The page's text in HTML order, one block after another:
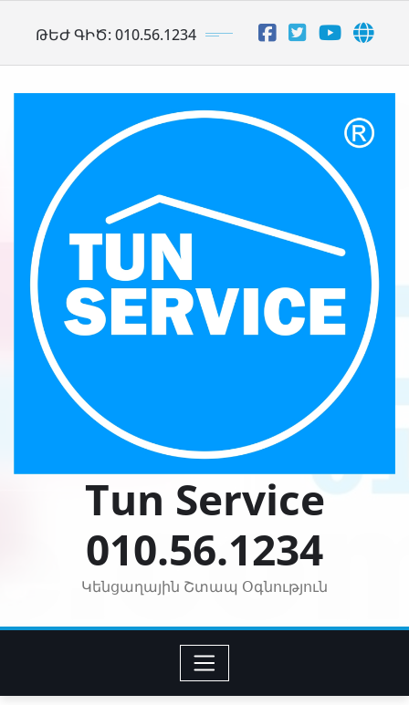
content
ԹԵԺ ԳԻԾ: 010.56.1234
Tun Service
010.56.1234
Կենցաղային Շտապ Օգնություն